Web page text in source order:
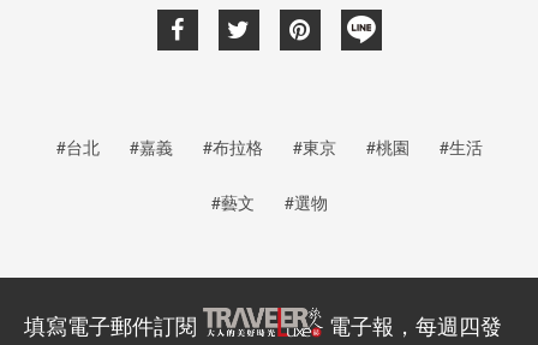
#台北 #嘉義 #布拉格 #東京 #桃園 #生活
#藝文 #選物
填寫電子郵件訂閱
電子報，每週四發